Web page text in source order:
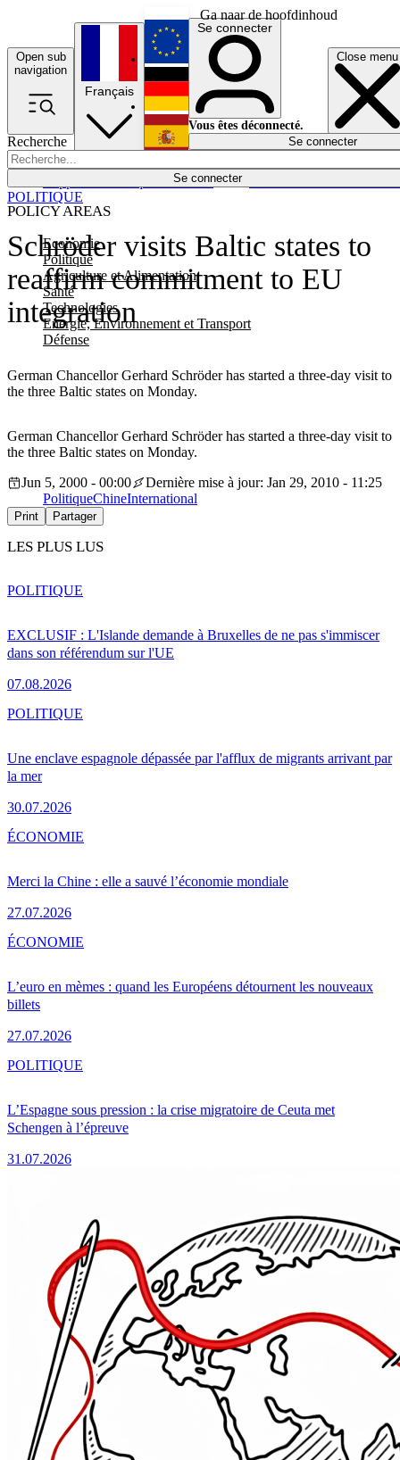
Ga naar de hoofdinhoud
Open sub
navigation
Close menu
Recherche
Se connecter
POLICY AREAS
Economie
Politique
Agriculture et Alimentation
Santé
Technologies
Energie, Environnement et Transport
Défense
Économie
Français
English
Deutsch
Español
Se connecter
Vous êtes déconnecté.
Se connecter
Schröder visits Baltic states to
reaffirm commitment to EU
integration
German Chancellor Gerhard Schröder has started a three-day visit to
the three Baltic states on Monday.
POLITIQUE
German Chancellor Gerhard Schröder has started a three-day visit to
the three Baltic states on Monday.
Jun 5, 2000 - 00:00
Dernière mise à jour: Jan 29, 2010 - 11:25
PolitiqueChineInternational
Print Partager
LES PLUS LUS
EXCLUSIF : L'Islande demande à Bruxelles de ne pas s'immiscer
dans son référendum sur l'UE
07.08.2026
POLITIQUE
Une enclave espagnole dépassée par l'afflux de migrants arrivant par
la mer
30.07.2026
POLITIQUE
Merci la Chine : elle a sauvé l’économie mondiale
27.07.2026
ÉCONOMIE
L’euro en mèmes : quand les Européens détournent les nouveaux
billets
27.07.2026
ÉCONOMIE
L’Espagne sous pression : la crise migratoire de Ceuta met
Schengen à l’épreuve
31.07.2026
POLITIQUE